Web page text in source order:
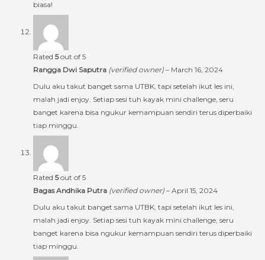
biasa!
Rated 5out of 5
Rangga Dwi Saputra (verified owner) – March 16, 2024
Dulu aku takut banget sama UTBK, tapi setelah ikut les ini,
malah jadi enjoy. Setiap sesi tuh kayak mini challenge, seru
banget karena bisa ngukur kemampuan sendiri terus diperbaiki
tiap minggu.
Rated 5out of 5
Bagas Andhika Putra (verified owner) – April 15, 2024
Dulu aku takut banget sama UTBK, tapi setelah ikut les ini,
malah jadi enjoy. Setiap sesi tuh kayak mini challenge, seru
banget karena bisa ngukur kemampuan sendiri terus diperbaiki
tiap minggu.